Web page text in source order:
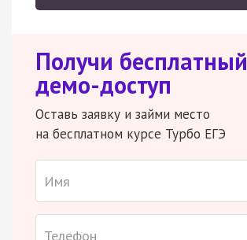
Получи бесплатный
демо-доступ
Оставь заявку и займи место
на бесплатном курсе Турбо ЕГЭ